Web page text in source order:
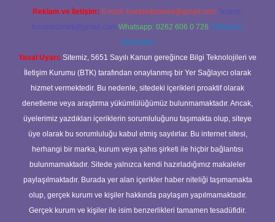
Reklam ve İletişim: E-mail: backlinkpaneli@gmail.com Teams:
forumhizmeti@gmail.com Whatsapp: 0262 606 0 726 Telegram:
@karabul
Yasal Uyarı: Sitemiz, 5651 Sayılı Kanun gereğince Bilgi Teknolojileri ve
İletişim Kurumu (BTK) tarafından onaylanmış bir Yer Sağlayıcı olarak
hizmet vermektedir. Bu nedenle, sitedeki içerikleri proaktif olarak
denetleme veya araştırma yükümlülüğümüz bulunmamaktadır. Ancak,
üyelerimiz yazdıkları içeriklerin sorumluluğunu taşımakta olup, siteye
üye olarak bu sorumluluğu kabul etmiş sayılırlar. Bu internet sitesi,
herhangi bir marka, kurum veya şahıs şirketi ile hiçbir bağlantısı
bulunmamaktadır. Sitede yalnızca kendi hazırladığımız makaleler
paylaşılmaktadır. Burada yer alan içerikler haber niteliği taşımamakta
olup, gerçek kurum ve kişiler hakkında paylaşım yapılmamaktadır.
Gerçek kurum ve kişiler ile isim benzerlikleri tamamen tesadüfidir.